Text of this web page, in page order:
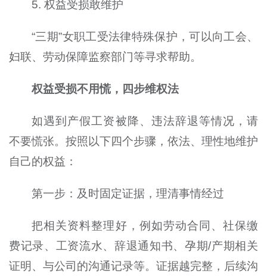
5. 权益受损敢维护
“三期”女职工受法律特殊保护，可以向工会、
妇联、劳动保障监察部门等寻求帮助。
权益受损不用慌，四步维权法
如遇到产假工资被降、违法辞退等情况，请
不要慌张。按照以下四个步骤，依法、理性地维护
自己的权益：
第一步：及时固定证据，理清事情经过
把相关资料整理好，例如劳动合同、社保缴
费记录、工资流水、辞退通知书、孕期/产期相关
证明、与公司的沟通记录等。证据越完整，后续沟